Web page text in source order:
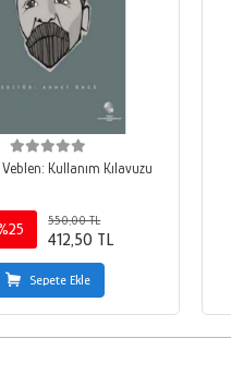
Kullanım Kılavuzu
550,00 TL
412,50 TL
Sepete Ekle